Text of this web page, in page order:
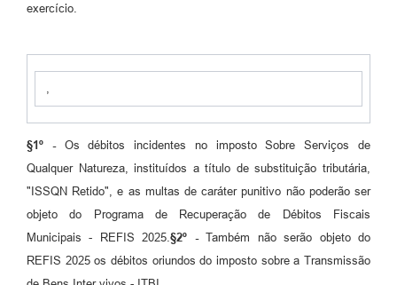
exercício.
§1º -Os débitos incidentes no imposto Sobre Serviços de
Qualquer Natureza, instituídos a título de substituição tributária,
"ISSQN Retido", e as multas de caráter punitivo não poderão ser
objeto do Programa de Recuperação de Débitos Fiscais
Municipais - REFIS 2025.§2º -Também não serão objeto do
REFIS 2025 os débitos oriundos do imposto sobre a Transmissão